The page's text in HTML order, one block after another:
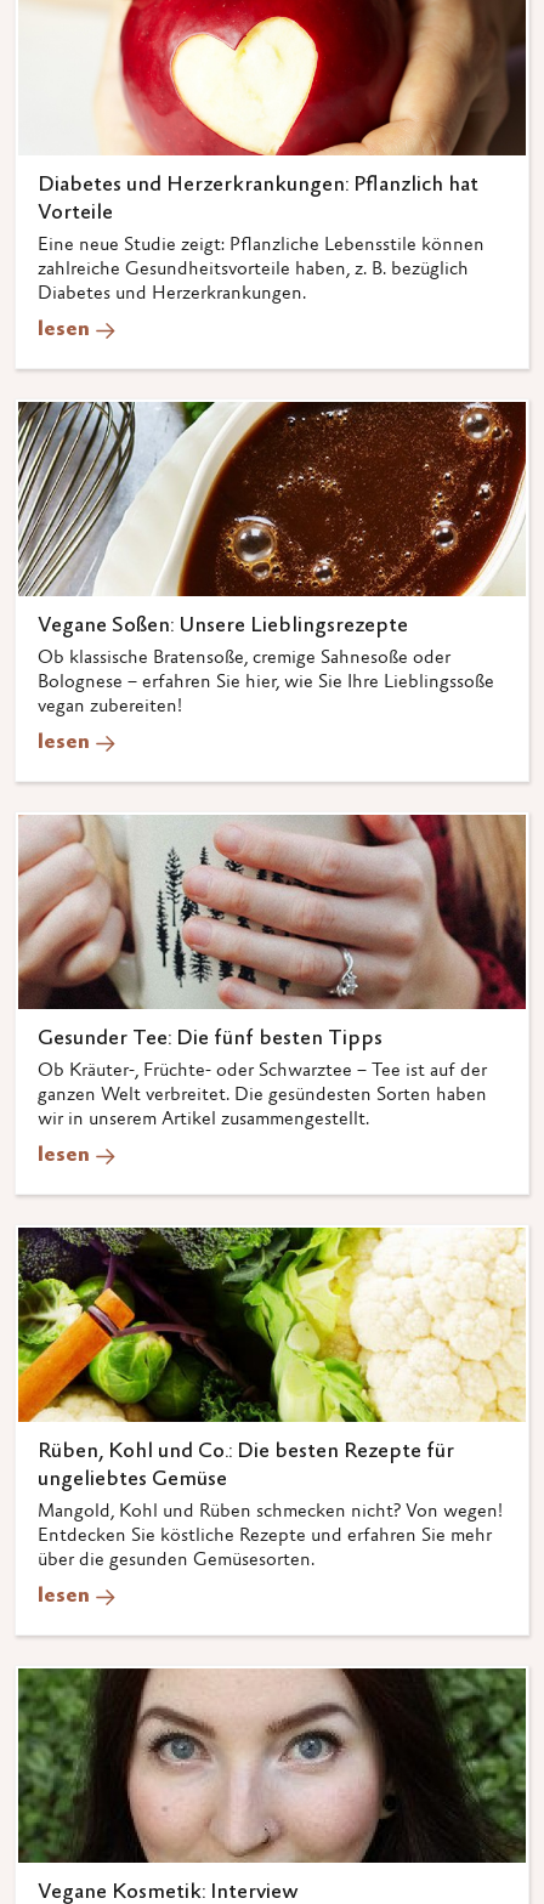
Diabetes und Herzerkrankungen: Pflanzlich hat
Vorteile
Eine neue Studie zeigt: Pflanzliche Lebensstile können
zahlreiche Gesundheitsvorteile haben, z. B. bezüglich
Diabetes und Herzerkrankungen.
lesen
Vegane Soßen: Unsere Lieblingsrezepte
Ob klassische Bratensoße, cremige Sahnesoße oder
Bolognese – erfahren Sie hier, wie Sie Ihre Lieblingssoße
vegan zubereiten!
lesen
Gesunder Tee: Die fünf besten Tipps
Ob Kräuter-, Früchte- oder Schwarztee – Tee ist auf der
ganzen Welt verbreitet. Die gesündesten Sorten haben
wir in unserem Artikel zusammengestellt.
lesen
Rüben, Kohl und Co.: Die besten Rezepte für
ungeliebtes Gemüse
Mangold, Kohl und Rüben schmecken nicht? Von wegen!
Entdecken Sie köstliche Rezepte und erfahren Sie mehr
über die gesunden Gemüsesorten.
lesen
Vegane Kosmetik: Interview